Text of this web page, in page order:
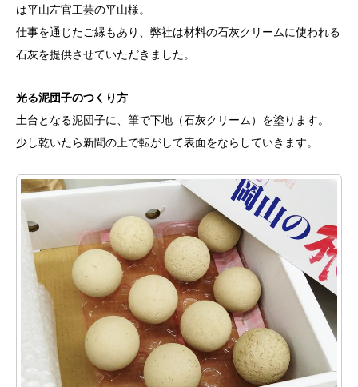
は平山左官工芸の平山様。
仕事を通じたご縁もあり、弊社は材料の石灰クリームに使われる
石灰を提供させていただきました。
光る泥団子のつくり方
土台となる泥団子に、筆で下地（石灰クリーム）を塗ります。
少し乾いたら新聞の上で転がして表面をならしていきます。